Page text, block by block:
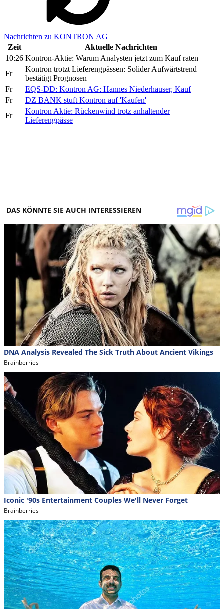
Nachrichten zu KONTRON AG
Zeit
Aktuelle Nachrichten
10:26 Kontron-Aktie: Warum Analysten jetzt zum Kauf raten
Fr
Kontron trotzt Lieferengpässen: Solider Aufwärtstrend
bestätigt Prognosen
Fr
EQS-DD: Kontron AG: Hannes Niederhauser, Kauf
Fr
DZ BANK stuft Kontron auf 'Kaufen'
Fr
Kontron Aktie: Rückenwind trotz anhaltender
Lieferengpässe